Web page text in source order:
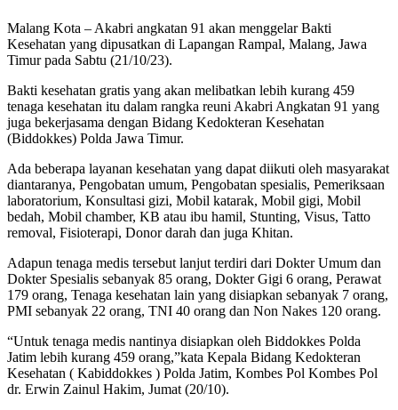
Malang Kota – Akabri angkatan 91 akan menggelar Bakti
Kesehatan yang dipusatkan di Lapangan Rampal, Malang, Jawa
Timur pada Sabtu (21/10/23).
Bakti kesehatan gratis yang akan melibatkan lebih kurang 459
tenaga kesehatan itu dalam rangka reuni Akabri Angkatan 91 yang
juga bekerjasama dengan Bidang Kedokteran Kesehatan
(Biddokkes) Polda Jawa Timur.
Ada beberapa layanan kesehatan yang dapat diikuti oleh masyarakat
diantaranya, Pengobatan umum, Pengobatan spesialis, Pemeriksaan
laboratorium, Konsultasi gizi, Mobil katarak, Mobil gigi, Mobil
bedah, Mobil chamber, KB atau ibu hamil, Stunting, Visus, Tatto
removal, Fisioterapi, Donor darah dan juga Khitan.
Adapun tenaga medis tersebut lanjut terdiri dari Dokter Umum dan
Dokter Spesialis sebanyak 85 orang, Dokter Gigi 6 orang, Perawat
179 orang, Tenaga kesehatan lain yang disiapkan sebanyak 7 orang,
PMI sebanyak 22 orang, TNI 40 orang dan Non Nakes 120 orang.
“Untuk tenaga medis nantinya disiapkan oleh Biddokkes Polda
Jatim lebih kurang 459 orang,”kata Kepala Bidang Kedokteran
Kesehatan ( Kabiddokkes ) Polda Jatim, Kombes Pol Kombes Pol
dr. Erwin Zainul Hakim, Jumat (20/10).